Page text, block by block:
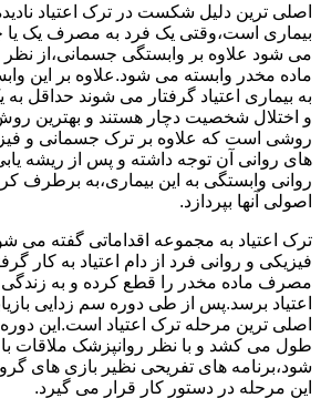
اصلی ترین دلیل شکست در ترک اعتیاد
بیماری است،وقتی یک فرد به مصرف یک یا
می شود علاوه بر وابستگی جسمانی،از
ماده مخدر وابسته می شود.علاوه بر این
به بیماری اعتیاد گرفتار می شوند حداقل به
و اختلال شخصیت دچار هستند و بهترین
روشی است که علاوه بر ترک جسمانی و
های روانی آن توجه داشته و پس از ریشه
روانی وابستگی به این بیماری،به برطرف
اصولی آنها بپردازد.
ترک اعتیاد به مجموعه اقداماتی گفته می
فیزیکی و روانی فرد از دام اعتیاد به کار
مصرف ماده مخدر را قطع کرده و به زندگی
اعتیاد برسد.پس از طی دوره سم زدایی
اصلی ترین مرحله ترک اعتیاد است.این
طول می کشد و با نظر روانپزشک ملاقات با
شود،برنامه های تفریحی نظیر بازی های
این مرحله در دستور کار قرار می گیرد.